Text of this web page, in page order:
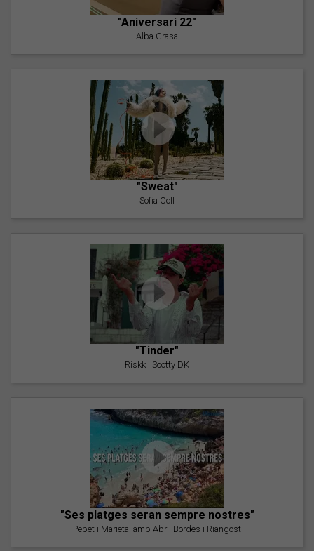
"Aniversari 22"
Alba Grasa
"Sweat"
Sofia Coll
"Tinder"
Riskk i Scotty DK
"Ses platges seran sempre nostres"
Pepet i Marieta, amb Abril Bordes i Riangost